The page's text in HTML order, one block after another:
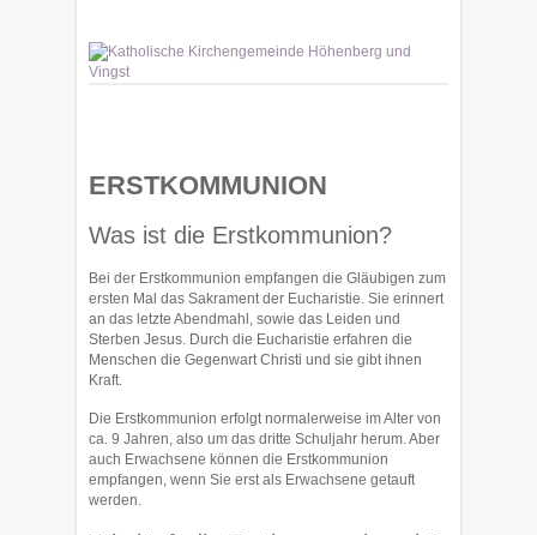
ERSTKOMMUNION
Was ist die Erstkommunion?
Bei der Erstkommunion empfangen die Gläubigen zum
ersten Mal das Sakrament der Eucharistie. Sie erinnert
an das letzte Abendmahl, sowie das Leiden und
Sterben Jesus. Durch die Eucharistie erfahren die
Menschen die Gegenwart Christi und sie gibt ihnen
Kraft.
Die Erstkommunion erfolgt normalerweise im Alter von
ca. 9 Jahren, also um das dritte Schuljahr herum. Aber
auch Erwachsene können die Erstkommunion
empfangen, wenn Sie erst als Erwachsene getauft
werden.